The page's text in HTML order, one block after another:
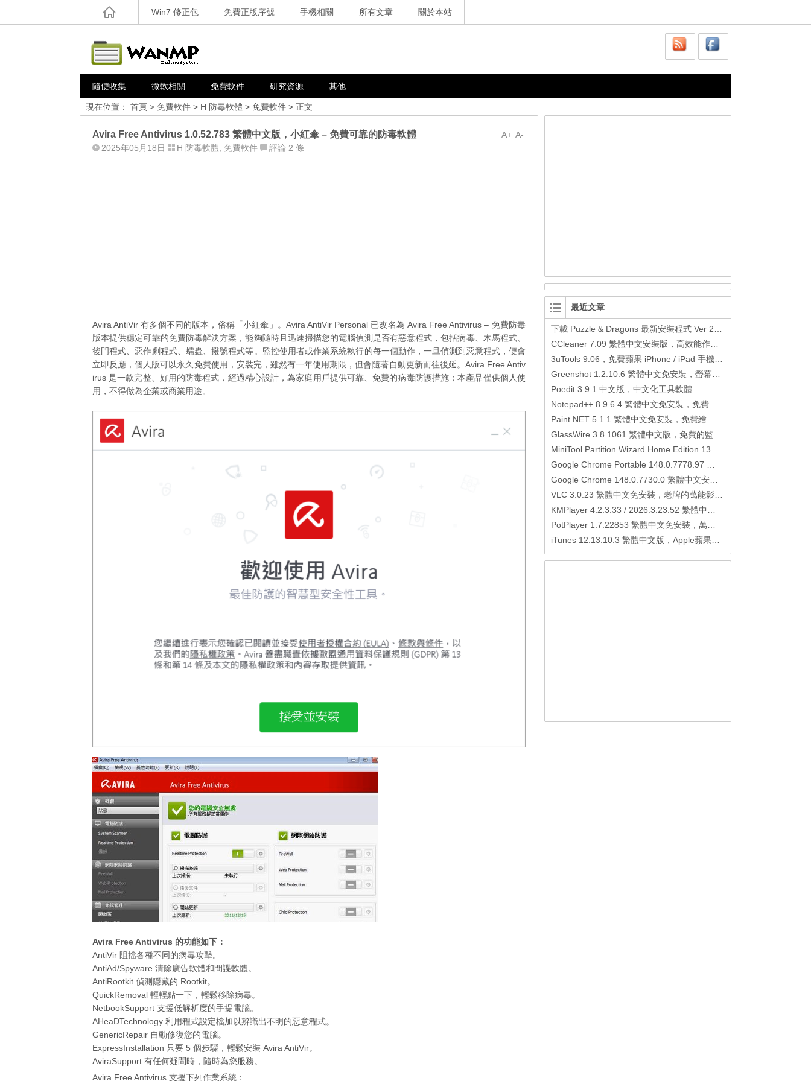
Win7 修正包 免費正版序號 手機相關 所有文章 關於本站
隨便收集 微軟相關 免費軟件 研究資源 其他
現在位置： 首頁 > 免費軟件 > H 防毒軟體 > 免費軟件 > 正文
A-
A+
Avira Free Antivirus 1.0.52.783 繁體中文版，小紅傘 – 免費可靠的防毒軟體
2025年05月18日 H 防毒軟體 免費軟件 評論 2 條
Avira AntiVir 有多個不同的版本，俗稱「小紅傘」。Avira AntiVir Personal 已改名為 Avira Free Antivirus – 免費防毒
版本提供穩定可靠的免費防毒解決方案，能夠隨時且迅速掃描您的電腦偵測是否有惡意程式，包括病毒、木馬程式、
後門程式、惡作劇程式、蠕蟲、撥號程式等。監控使用者或作業系統執行的每一個動作，一旦偵測到惡意程式，便會
立即反應，個人版可以永久免費使用，安裝完，雖然有一年使用期限，但會隨著自動更新而往後延。Avira Free Antiv
irus 是一款完整、好用的防毒程式，經過精心設計，為家庭用戶提供可靠、免費的病毒防護措施；本產品僅供個人使
用，不得做為企業或商業用途。
Avira Free Antivirus 的功能如下：
AntiVir 阻擋各種不同的病毒攻擊。
AntiAd/Spyware 清除廣告軟體和間諜軟體。
AntiRootkit 偵測隱藏的 Rootkit。
QuickRemoval 輕輕點一下，輕鬆移除病毒。
NetbookSupport 支援低解析度的手提電腦。
AHeaDTechnology 利用程式設定檔加以辨識出不明的惡意程式。
GenericRepair 自動修復您的電腦。
ExpressInstallation 只要 5 個步驟，輕鬆安裝 Avira AntiVir。
AviraSupport 有任何疑問時，隨時為您服務。
Avira Free Antivirus 支援下列作業系統：
最近文章
Poedit 3.9.1 中文版，中文化工具軟體